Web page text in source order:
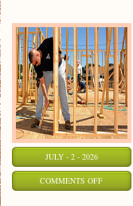
JULY - 2 - 2026
COMMENTS OFFON